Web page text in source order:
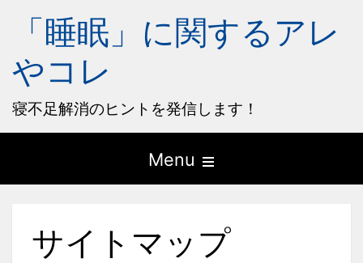
「睡眠」に関するアレ
やコレ
寝不足解消のヒントを発信します！
Menu
the
menu
サイトマップ